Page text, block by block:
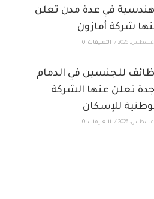
في عدة مدن تعلن
شركة أمازون
/ التعليقات: 0
للجنسين في الدمام
تعلن عنها الشركة
للإسكان
/ التعليقات: 0